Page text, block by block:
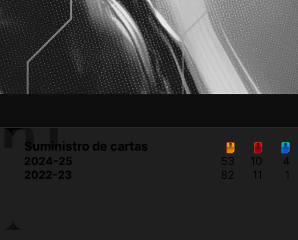
Suministro de cartas
2024-25 53 10 4
2022-23
82 11 1